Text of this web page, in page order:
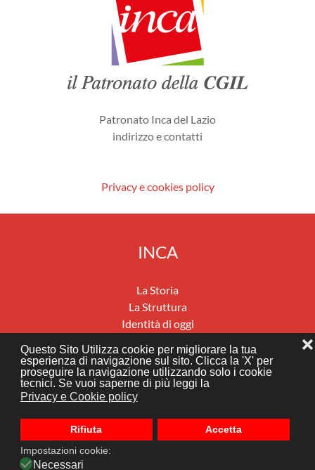
Questo Sito Utilizza cookie per migliorare la tua
esperienza di navigazione sul sito. Clicca la 'X' per
proseguire la navigazione utilizzando solo i cookie
tecnici. Se vuoi saperne di più leggi la
Privacy e Cookie policy
Rifiuta Accetta
❌
Impostazioni cookie:
Necessari
Patronato Inca del Lazio
indirizzo e contatti
Privacy e cookies policy
INCA
La Storia
La Struttura
Identità di oggi
Salute e benessere
Migrazioni e mobilità internazionali
Assistenza economica e sociale
Realizzato da